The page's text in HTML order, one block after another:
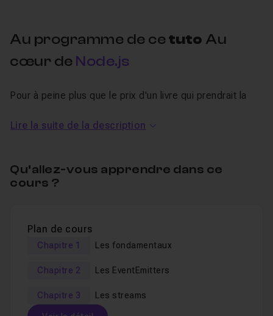
Au programme de ce tuto Au
cœur de Node.js
Pour à peine plus que le prix d'un livre qui prendrait la
français se déroule sur 3 parties
Node(callbacks, promises, call stack, event queue ...)
la partie 3 vous montrera comment utiliser
streams(ce qui inclut Duplex, Transform et
temps à la plateforme Node elle-même, et un peu moins
Lire la suite de la description
Qu’allez-vous apprendre dans ce
cours ?
Plan de cours
Chapitre 1 Les fondamentaux
Chapitre 2 Les EventEmitters
Chapitre 3 Les streams